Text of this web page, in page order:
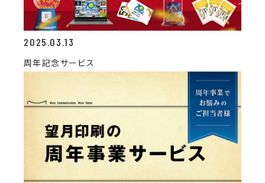
2025.03.13
周年記念サービス